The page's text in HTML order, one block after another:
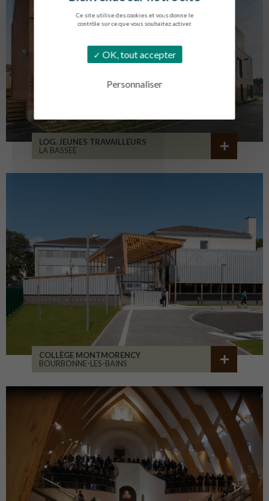
Ce site utilise des cookies et vous donne le
contrôle sur ce que vous souhaitez activer.
OK, tout accepter
Personnaliser
LOG. JEUNES TRAVAILLEURS
LA BASSEE
COLLÈGE MONTMORENCY
BOURBONNE-LES-BAINS